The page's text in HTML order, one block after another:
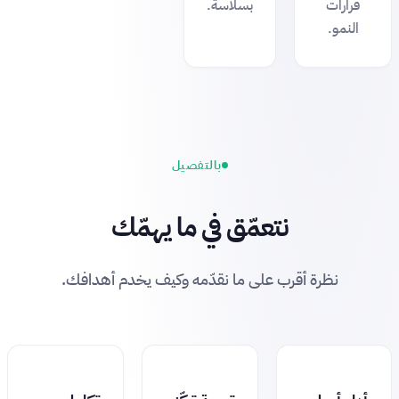
قرارات
النمو.
بسلاسة.
بالتفصيل
نتعمّق في ما يهمّك
نظرة أقرب على ما نقدّمه وكيف يخدم أهدافك.